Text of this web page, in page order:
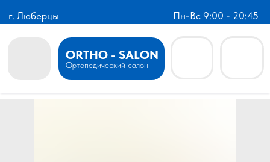
г. Люберцы Пн-Вс 9:00 - 20:45
ORTHO - SALON
Ортопедический салон